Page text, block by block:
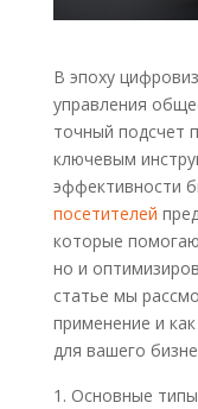
В эпоху
управления
точный подсчет
ключевым
эффективности
посетителей
которые
но и
статье мы
применение и
для вашего
Основные типы